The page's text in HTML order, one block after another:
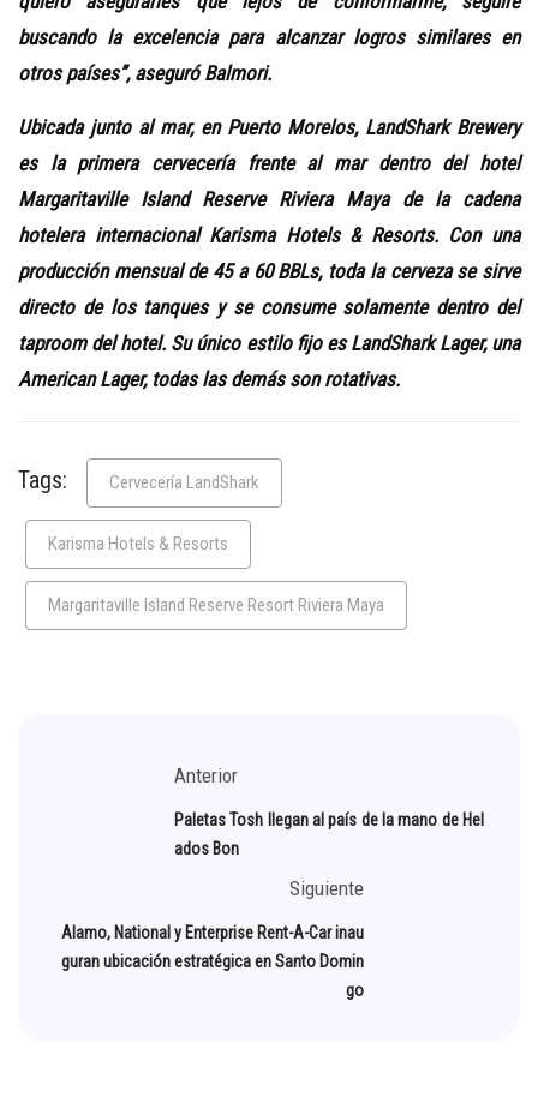
buscando la excelencia para alcanzar logros similares en
otros países”, aseguró Balmori.
Ubicada junto al mar, en Puerto Morelos, LandShark Brewery
es la primera cervecería frente al mar dentro del hotel
Margaritaville Island Reserve Riviera Maya de la cadena
hotelera internacional Karisma Hotels & Resorts. Con una
producción mensual de 45 a 60 BBLs, toda la cerveza se sirve
directo de los tanques y se consume solamente dentro del
taproom del hotel. Su único estilo fijo es LandShark Lager, una
American Lager, todas las demás son rotativas.
Tags: Cervecería LandShark
Karisma Hotels & Resorts
Margaritaville Island Reserve Resort Riviera Maya
Anterior
Paletas Tosh llegan al país de la mano de Hel
ados Bon
Siguiente
Alamo, National y Enterprise Rent-A-Car inau
guran ubicación estratégica en Santo Domin
go